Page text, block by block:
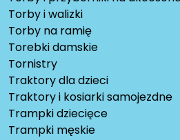
Torby i walizki
Torby na ramię
Torebki damskie
Tornistry
Traktory dla dzieci
Traktory i kosiarki samojezdne
Trampki dziecięce
Trampki męskie